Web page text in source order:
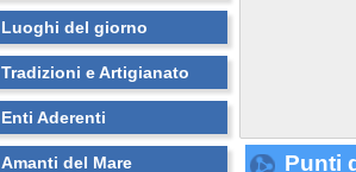
Luoghi del giorno
Tradizioni e Artigianato
Enti Aderenti
Amanti del Mare Punti